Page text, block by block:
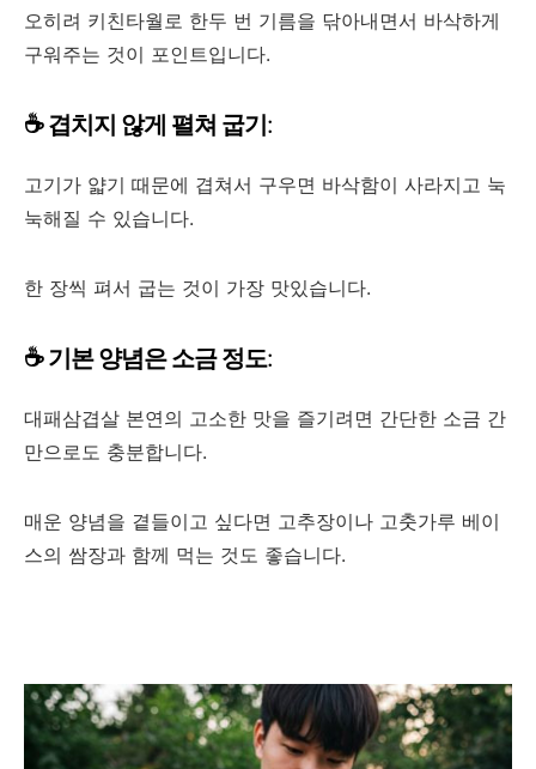
오히려 키친타월로 한두 번 기름을 닦아내면서 바삭하게
구워주는 것이 포인트입니다.
☕ 겹치지 않게 펼쳐 굽기:
고기가 얇기 때문에 겹쳐서 구우면 바삭함이 사라지고 눅
눅해질 수 있습니다.
한 장씩 펴서 굽는 것이 가장 맛있습니다.
☕ 기본 양념은 소금 정도:
대패삼겹살 본연의 고소한 맛을 즐기려면 간단한 소금 간
만으로도 충분합니다.
매운 양념을 곁들이고 싶다면 고추장이나 고춧가루 베이
스의 쌈장과 함께 먹는 것도 좋습니다.